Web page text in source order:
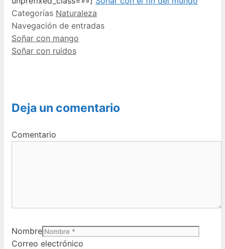
Categorías Naturaleza
Navegación de entradas
Soñar con mango
Soñar con ruidos
Deja un comentario
Comentario
Nombre
Correo electrónico